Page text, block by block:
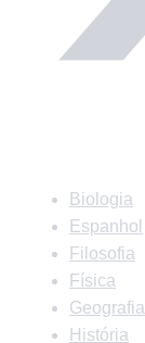
Biologia
Espanhol
Filosofia
Física
Geografia
História